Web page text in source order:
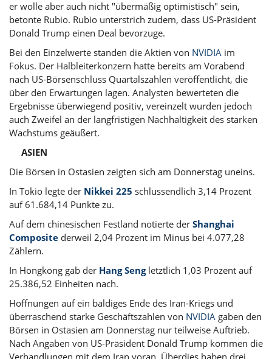
er wolle aber auch nicht "übermäßig optimistisch" sein,
betonte Rubio. Rubio unterstrich zudem, dass US-Präsident
Donald Trump einen Deal bevorzuge.
Bei den Einzelwerte standen die Aktien von NVIDIA im
Fokus. Der Halbleiterkonzern hatte bereits am Vorabend
nach US-Börsenschluss Quartalszahlen veröffentlicht, die
über den Erwartungen lagen. Analysten bewerteten die
Ergebnisse überwiegend positiv, vereinzelt wurden jedoch
auch Zweifel an der langfristigen Nachhaltigkeit des starken
Wachstums geäußert.
ASIEN
Die Börsen in Ostasien zeigten sich am Donnerstag uneins.
In Tokio legte der Nikkei 225 schlussendlich 3,14 Prozent
auf 61.684,14 Punkte zu.
Auf dem chinesischen Festland notierte der Shanghai
Composite derweil 2,04 Prozent im Minus bei 4.077,28
Zählern.
In Hongkong gab der Hang Sengletztlich 1,03 Prozent auf
25.386,52 Einheiten nach.
Hoffnungen auf ein baldiges Ende des Iran-Kriegs und
überraschend starke Geschäftszahlen von NVIDIA gaben den
Börsen in Ostasien am Donnerstag nur teilweise Auftrieb.
Nach Angaben von US-Präsident Donald Trump kommen die
Verhandlungen mit dem Iran voran. Überdies haben drei